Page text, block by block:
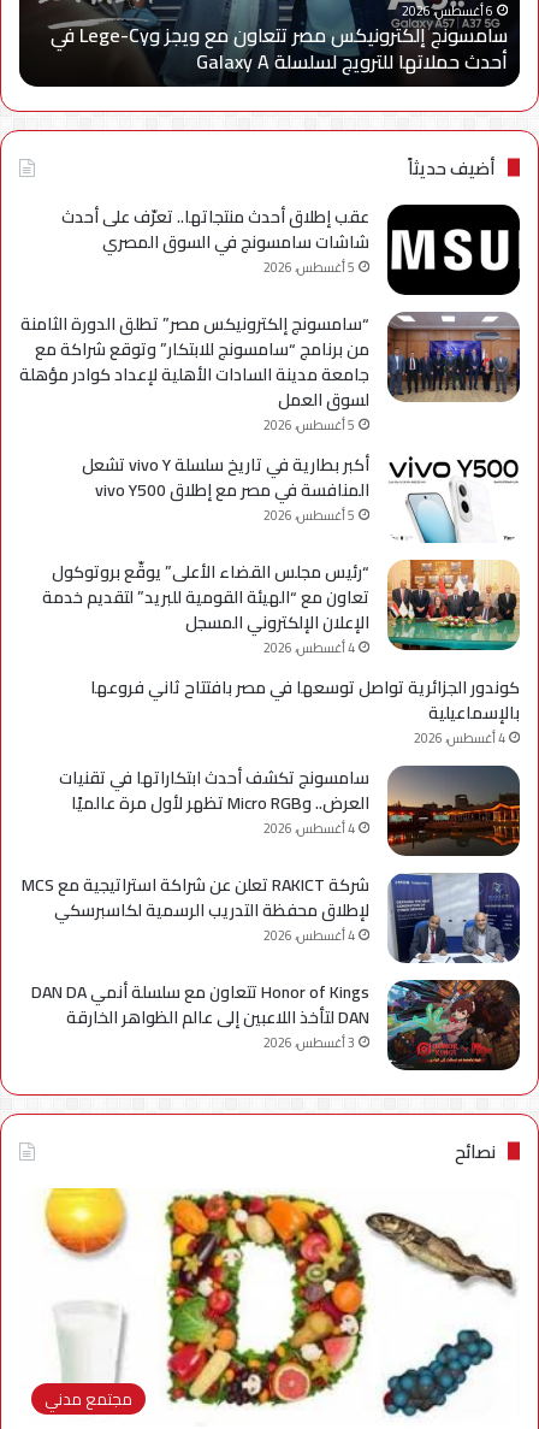
Cy
في
أحدث
حملاتها
للترويج
لسلسلة
Galaxy
A
6 أغسطس، 2026
سامسونج إلكترونيكس مصر تتعاون مع ويجز وLege-Cy في
أحدث حملاتها للترويج لسلسلة Galaxy A
My
أضيف حديثاً
عقب إطلاق أحدث منتجاتها.. تعرّف على أحدث
شاشات سامسونج في السوق المصري
5 أغسطس، 2026
“سامسونج إلكترونيكس مصر” تطلق الدورة الثامنة
من برنامج “سامسونج للابتكار” وتوقع شراكة مع
جامعة مدينة السادات الأهلية لإعداد كوادر مؤهلة
لسوق العمل
5 أغسطس، 2026
أكبر بطارية في تاريخ سلسلة vivo Y تشعل
المنافسة في مصر مع إطلاق vivo Y500
5 أغسطس، 2026
“رئيس مجلس القضاء الأعلى” يوقّع بروتوكول
تعاون مع “الهيئة القومية للبريد” لتقديم خدمة
الإعلان الإلكتروني المسجل
4 أغسطس، 2026
كوندور الجزائرية تواصل توسعها في مصر بافتتاح ثاني فروعها
بالإسماعيلية
4 أغسطس، 2026
سامسونج تكشف أحدث ابتكاراتها في تقنيات
العرض.. وMicro RGB تظهر لأول مرة عالميًا
4 أغسطس، 2026
شركة RAKICT تعلن عن شراكة استراتيجية مع MCS
لإطلاق محفظة التدريب الرسمية لكاسبرسكي
4 أغسطس، 2026
Honor of Kings تتعاون مع سلسلة أنمي DAN DA
DAN لتأخذ اللاعبين إلى عالم الظواهر الخارقة
3 أغسطس، 2026
نصائح
مجتمع مدني